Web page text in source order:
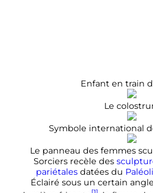
Enfant en train
Le
Symbole international
Le panneau des femmes
Sorciers recèle des
pariétalesdatées du
Éclairé sous un certain